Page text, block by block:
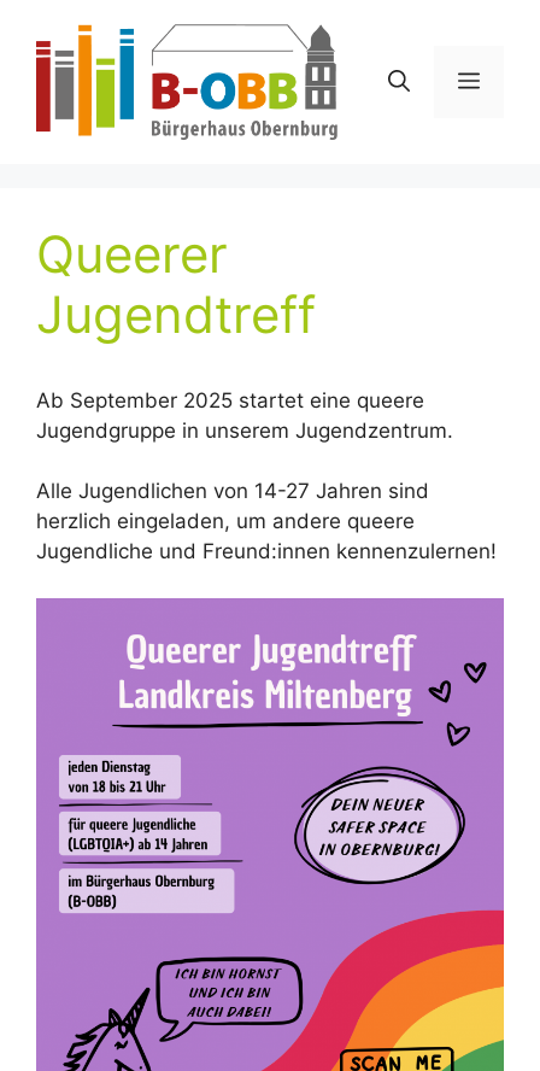
Inhalt
springen
Menü
Queerer
Jugendtreff
Ab September 2025 startet eine queere
Jugendgruppe in unserem Jugendzentrum.
Alle Jugendlichen von 14-27 Jahren sind
herzlich eingeladen, um andere queere
Jugendliche und Freund:innen kennenzulernen!